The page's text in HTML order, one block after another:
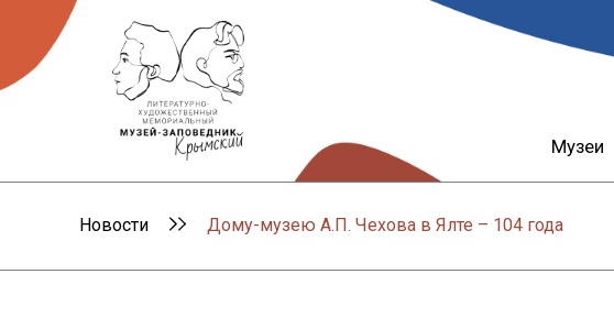
Музеи
Новости Дому-музею А.П. Чехова в Ялте – 104 года